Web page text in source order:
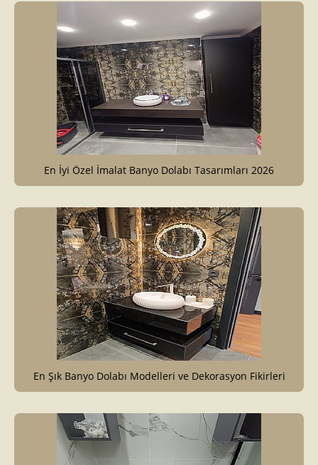
En İyi Özel İmalat Banyo Dolabı Tasarımları 2026
En Şık Banyo Dolabı Modelleri ve Dekorasyon Fikirleri